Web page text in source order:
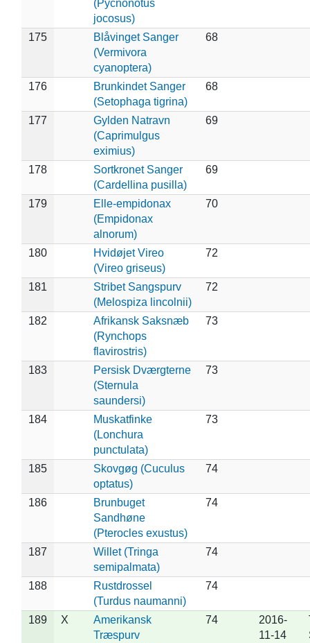
(Pycnonotus
jocosus)
175
Blåvinget Sanger
(Vermivora
cyanoptera)
68
176
Brunkindet Sanger
(Setophaga tigrina)
68
177
Gylden Natravn
(Caprimulgus
eximius)
69
178
Sortkronet Sanger
(Cardellina pusilla)
69
179
Elle-empidonax
(Empidonax
alnorum)
70
180
Hvidøjet Vireo
(Vireo griseus)
72
181
Stribet Sangspurv
(Melospiza lincolnii)
72
182
Afrikansk Saksnæb
(Rynchops
flavirostris)
73
183
Persisk Dværgterne
(Sternula
saundersi)
73
184
Muskatfinke
(Lonchura
punctulata)
73
185
Skovgøg (Cuculus
optatus)
74
186
Brunbuget
Sandhøne
(Pterocles exustus)
74
187
Willet (Tringa
semipalmata)
74
188
Rustdrossel
(Turdus naumanni)
74
189 X
Amerikansk
Træspurv
74
2016-
11-14